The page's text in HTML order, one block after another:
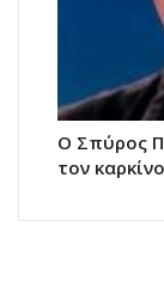
Ο Σπύρος
τον